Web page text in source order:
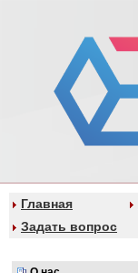
Главная
Задать вопрос